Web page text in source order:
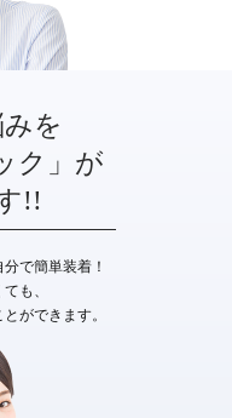
を
ク」が
!!
で簡単装着！
も、
ができます。